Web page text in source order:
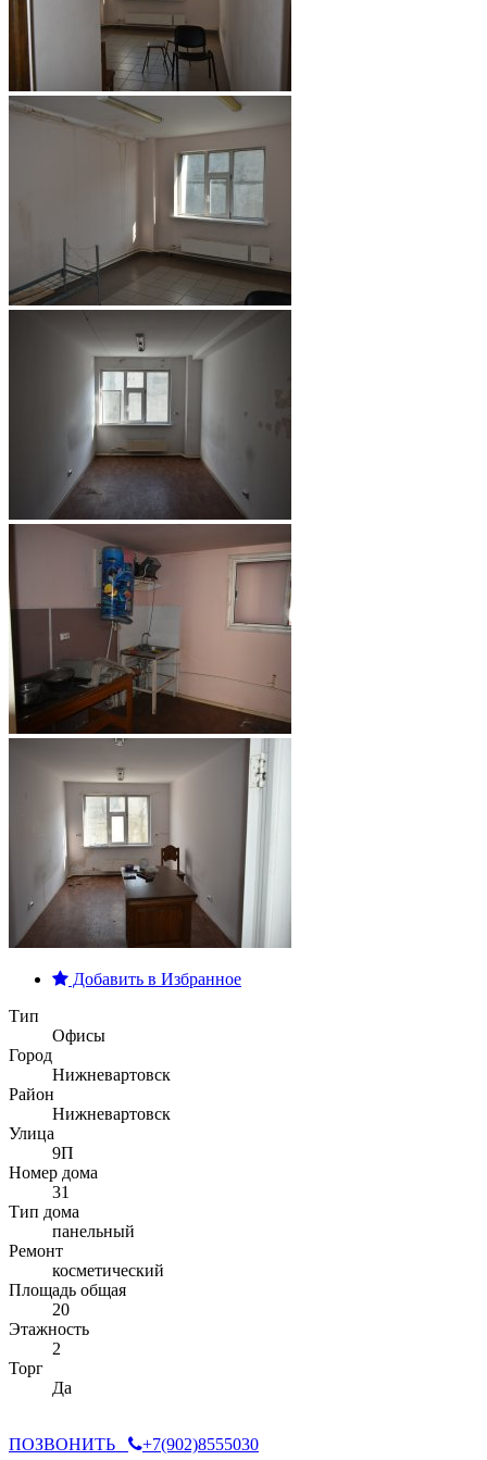
Добавить в Избранное
Тип
Офисы
Город
Нижневартовск
Район
Нижневартовск
Улица
9П
Номер дома
31
Тип дома
панельный
Ремонт
косметический
Площадь общая
20
Этажность
2
Торг
Да
ПОЗВОНИТЬ +7(902)8555030